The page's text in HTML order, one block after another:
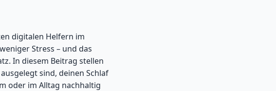
digitalen Helfern im
Stress – und das
In diesem Beitrag stellen
sind, deinen Schlaf
oder im Alltag nachhaltig